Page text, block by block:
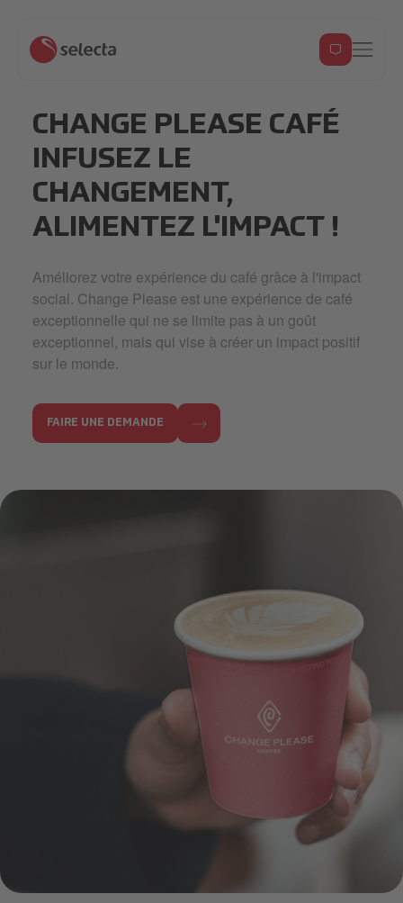
CHANGE PLEASE CAFÉ
INFUSEZ LE
CHANGEMENT,
ALIMENTEZ L'IMPACT !
Améliorez votre expérience du café grâce à l'impact
social. Change Please est une expérience de café
exceptionnelle qui ne se limite pas à un goût
exceptionnel, mais qui vise à créer un impact positif
sur le monde.
FAIRE UNE DEMANDE